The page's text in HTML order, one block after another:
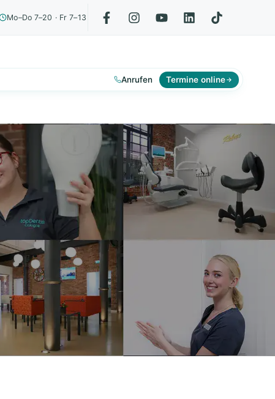
Mo–Do 7–20 · Fr 7–13
Anrufen Termine online